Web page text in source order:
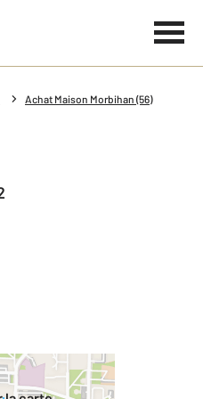
Achat Maison Morbihan (56)